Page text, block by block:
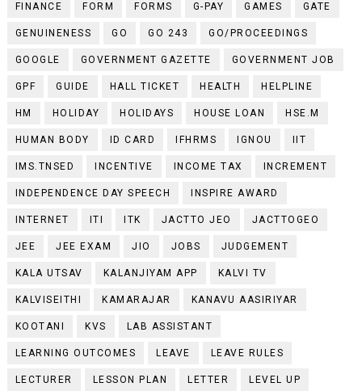
FINANCE FORM FORMS G-PAY GAMES GATE
GENUINENESS GO GO 243 GO/PROCEEDINGS
GOOGLE GOVERNMENT GAZETTE GOVERNMENT JOB
GPF GUIDE HALL TICKET HEALTH HELPLINE
HM HOLIDAY HOLIDAYS HOUSE LOAN HSE.M
HUMAN BODY ID CARD IFHRMS IGNOU IIT
IMS.TNSED INCENTIVE INCOME TAX INCREMENT
INDEPENDENCE DAY SPEECH INSPIRE AWARD
INTERNET ITI ITK JACTTO JEO JACTTOGEO
JEE JEE EXAM JIO JOBS JUDGEMENT
KALA UTSAV KALANJIYAM APP KALVI TV
KALVISEITHI KAMARAJAR KANAVU AASIRIYAR
KOOTANI KVS LAB ASSISTANT
LEARNING OUTCOMES LEAVE LEAVE RULES
LECTURER LESSON PLAN LETTER LEVEL UP